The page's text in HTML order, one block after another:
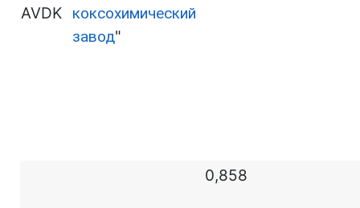
AVDK
коксохимический
завод"
0,858